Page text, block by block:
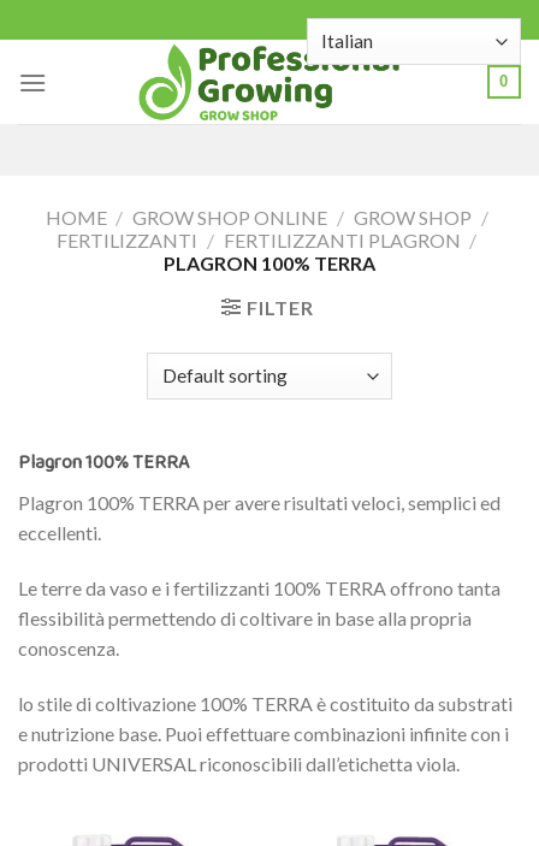
to
content
0
HOME / GROW SHOP ONLINE / GROW SHOP /
FERTILIZZANTI / FERTILIZZANTI PLAGRON /
PLAGRON 100% TERRA
FILTER
Plagron 100% TERRA
Plagron 100% TERRA per avere risultati veloci, semplici ed
eccellenti.
Le terre da vaso e i fertilizzanti 100% TERRA offrono tanta
flessibilità permettendo di coltivare in base alla propria
conoscenza.
lo stile di coltivazione 100% TERRA è costituito da substrati
e nutrizione base. Puoi effettuare combinazioni infinite con i
prodotti UNIVERSAL riconoscibili dall’etichetta viola.